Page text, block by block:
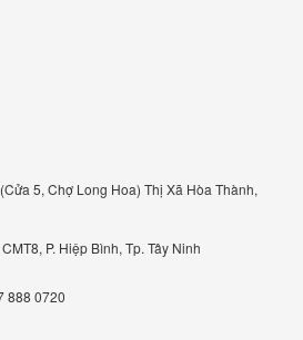
5, Chợ Long Hoa) Thị Xã Hòa Thành,
P. Hiệp Bình, Tp. Tây Ninh
888 0720